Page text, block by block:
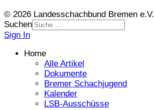
© 2026 Landesschachbund Bremen e.V.
Suchen
Sign In
Home
Alle Artikel
Dokumente
Bremer Schachjugend
Kalender
LSB-Ausschüsse